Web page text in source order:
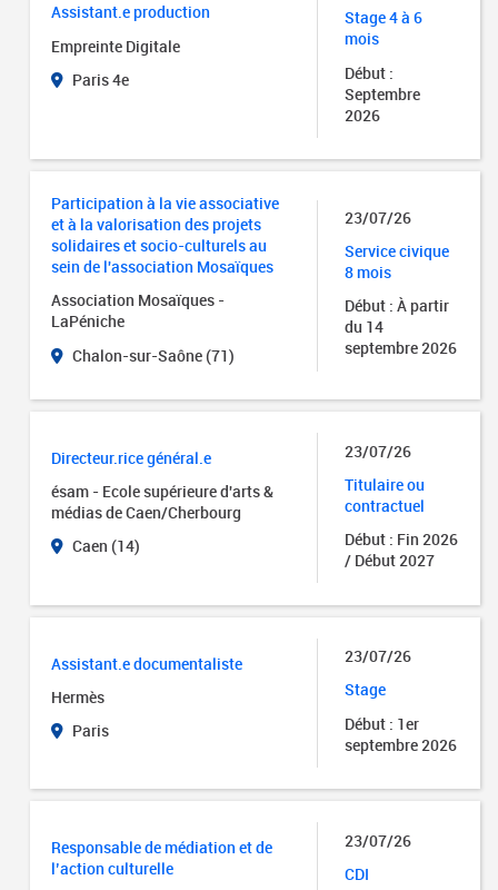
Assistant.e production
Empreinte Digitale
Paris 4e
Stage 4 à 6
mois
Début :
Septembre
2026
Participation à la vie associative
et à la valorisation des projets
solidaires et socio-culturels au
sein de l'association Mosaïques
Association Mosaïques -
LaPéniche
Chalon-sur-Saône (71)
23/07/26
Service civique
8 mois
Début : À partir
du 14
septembre 2026
Directeur.rice général.e
ésam - Ecole supérieure d'arts &
médias de Caen/Cherbourg
Caen (14)
23/07/26
Titulaire ou
contractuel
Début : Fin 2026
/ Début 2027
Assistant.e documentaliste
Hermès
Paris
23/07/26
Stage
Début : 1er
septembre 2026
Responsable de médiation et de
l’action culturelle
23/07/26
CDI